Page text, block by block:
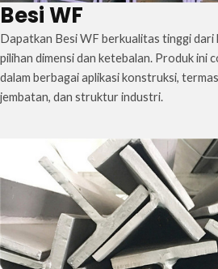
Besi WF
Dapatkan Besi WF berkualitas tinggi dari
pilihan dimensi dan ketebalan. Produk ini
dalam berbagai aplikasi konstruksi,
jembatan, dan struktur industri.